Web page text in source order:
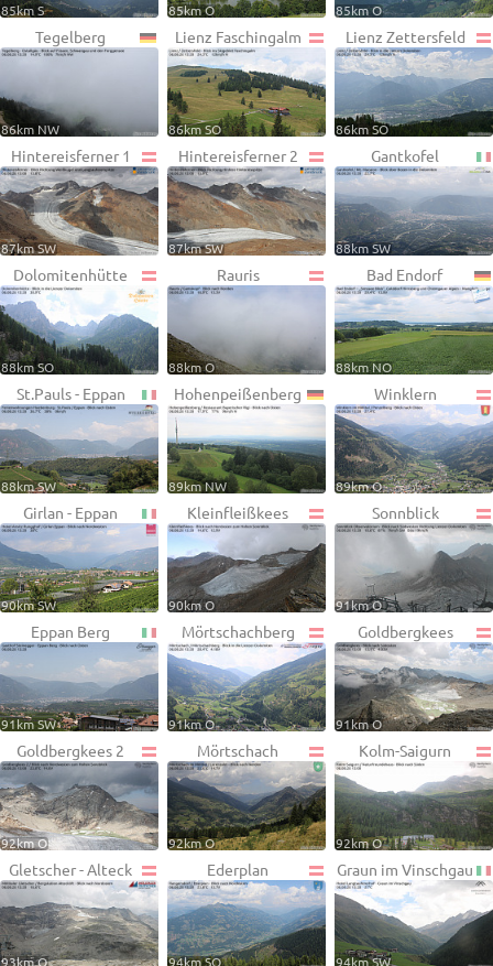
85km S 85km O 85km O
Tegelberg
86km NW
Lienz Faschingalm
86km SO
Lienz Zettersfeld
86km SO
Hintereisferner 1
87km SW
Hintereisferner 2
87km SW
Gantkofel
88km SW
Dolomitenhütte
88km SO
Rauris
88km O
Bad Endorf
88km NO
St.Pauls - Eppan
88km SW
Hohenpeißenberg
89km NW
Winklern
89km O
Girlan - Eppan
90km SW
Kleinfleißkees
90km O
Sonnblick
91km O
Eppan Berg
91km SW
Mörtschachberg
91km O
Goldbergkees
91km O
Goldbergkees 2
92km O
Mörtschach
92km O
Kolm-Saigurn
92km O
Gletscher - Alteck
93km O
Ederplan
94km SO
Graun im Vinschgau
94km SW